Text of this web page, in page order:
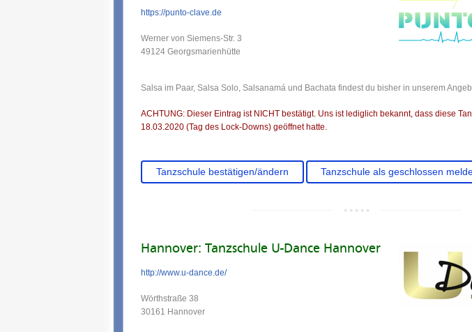
https://punto-clave.de
Werner von Siemens-Str. 3
49124 Georgsmarienhütte
Salsa im Paar, Salsa Solo, Salsanamá und Bachata findest du bisher in unserem
ACHTUNG: Dieser Eintrag ist NICHT bestätigt. Uns ist lediglich bekannt, dass diese
18.03.2020 (Tag des Lock-Downs) geöffnet hatte.
Tanzschule bestätigen/ändern Tanzschule als geschlossen
Hannover: Tanzschule U-Dance Hannover
http://www.u-dance.de/
Wörthstraße 38
30161 Hannover